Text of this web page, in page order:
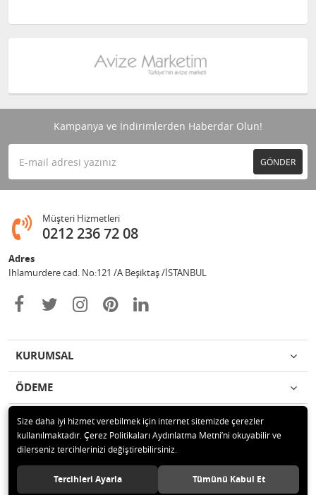
Kampanya ve İndirimlerden Haberdar Olun!
GÖNDER
Müşteri Hizmetleri
0212 236 72 08
Adres
Ihlamurdere cad. No:121 /A Beşiktaş /İSTANBUL
KURUMSAL
ÖDEME
İLETİŞİM
© 2020 Avize Marketim Tüm hakları saklıdır.
Size daha iyi hizmet verebilmek için internet sitemizde çerezler
kullanılmaktadır. Çerez Politikaları Aydınlatma Metni’ni okuyabilir ve
dilerseniz tercihlerinizi değiştirebilirsiniz.
Tercihleri Ayarla Tümünü Kabul Et